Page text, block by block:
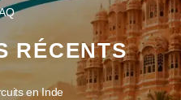
RÉCENTS
en Inde